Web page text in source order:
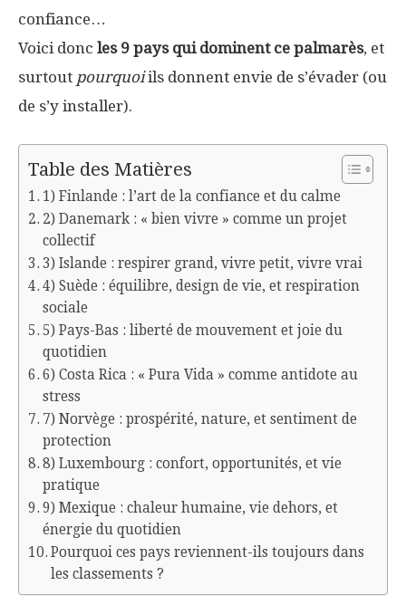
confiance…
Voici donc les 9 pays qui dominent ce palmarès, et
surtout pourquoiils donnent envie de s’évader (ou
de s’y installer).
Table des Matières
1) Finlande : l’art de la confiance et du calme
2) Danemark : « bien vivre » comme un projet
collectif
3) Islande : respirer grand, vivre petit, vivre vrai
4) Suède : équilibre, design de vie, et respiration
sociale
5) Pays-Bas : liberté de mouvement et joie du
quotidien
6) Costa Rica : « Pura Vida » comme antidote au
stress
7) Norvège : prospérité, nature, et sentiment de
protection
8) Luxembourg : confort, opportunités, et vie
pratique
9) Mexique : chaleur humaine, vie dehors, et
énergie du quotidien
Pourquoi ces pays reviennent-ils toujours dans
les classements ?